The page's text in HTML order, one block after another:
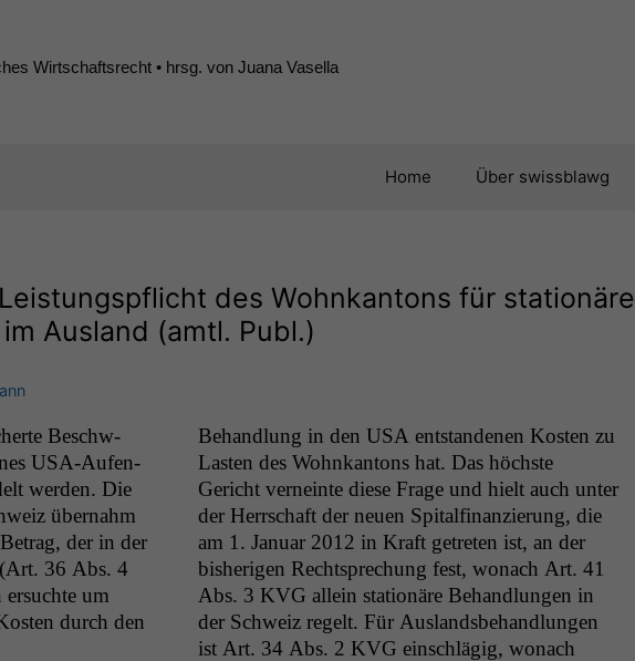
Wirtschaftsrecht • hrsg. von Juana Vasella
Home Über swissblawg
des Wohnkantons für stationäre
Ausland (amtl. Publ.)
Beschw­
USA-Aufen­
wer­den. Die
über­nahm
der in der
36 Abs. 4
um
durch den
Behand­lung in den USA ent­stande­nen Kosten zu
Las­ten des Wohnkan­tons hat. Das höch­ste
Gericht verneinte diese Frage und hielt auch unter
der Herrschaft der neuen Spi­tal­fi­nanzierung, die
am 1. Jan­u­ar 2012 in Kraft getreten ist, an der
bish­eri­gen Recht­sprechung fest, wonach Art. 41
Abs. 3 KVG allein sta­tionäre Behand­lun­gen in
der Schweiz regelt. Für Aus­lands­be­hand­lun­gen
ist Art. 34 Abs. 2 KVG ein­schlägig, wonach